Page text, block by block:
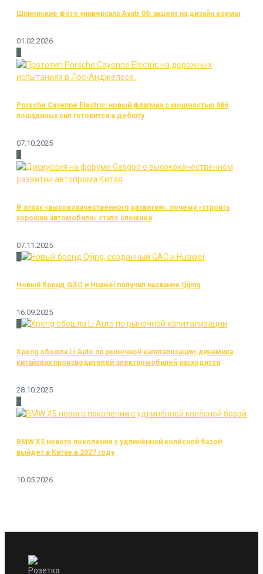
Шпионские фото универсала Avatr 06: акцент на дизайн кормы
01.02.2026
2
Porsche Cayenne Electric: новый флагман с мощностью 986
лошадиных сил готовится к дебюту
07.10.2025
3
В эпоху «высококачественного развития»: почему «строить
хорошие автомобили» стало сложнее
07.11.2025
4
Новый бренд GAC и Huawei получил название Qijing
16.09.2025
5
Xpeng обошла Li Auto по рыночной капитализации: динамика
китайских производителей электромобилей расходится
28.10.2025
6
BMW X5 нового поколения с удлинённой колёсной базой
выйдет в Китае в 2027 году
10.05.2026